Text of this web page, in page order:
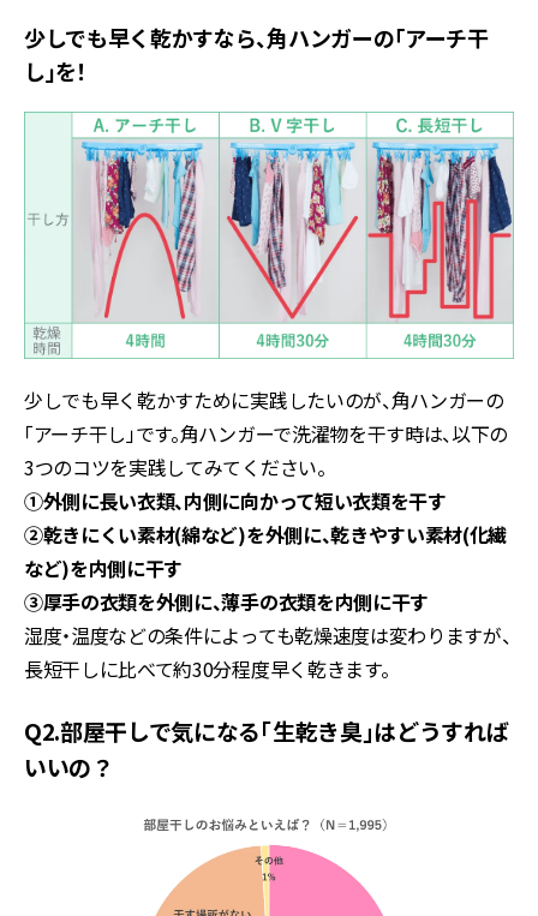
少しでも早く乾かすなら、角ハンガーの「アーチ干
し」を！
少しでも早く乾かすために実践したいのが、角ハンガーの
「アーチ干し」です。角ハンガーで洗濯物を干す時は、以下の
3つのコツを実践してみてください。
①外側に長い衣類、内側に向かって短い衣類を干す
②乾きにくい素材(綿など)を外側に、乾きやすい素材(化繊
など)を内側に干す
③厚手の衣類を外側に、薄手の衣類を内側に干す
湿度・温度などの条件によっても乾燥速度は変わりますが、
長短干しに比べて約30分程度早く乾きます。
Q2.部屋干しで気になる「生乾き臭」はどうすれば
いいの？